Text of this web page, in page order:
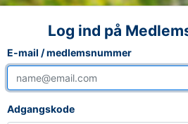
Log ind på
E-mail / medlemsnummer
Adgangskode